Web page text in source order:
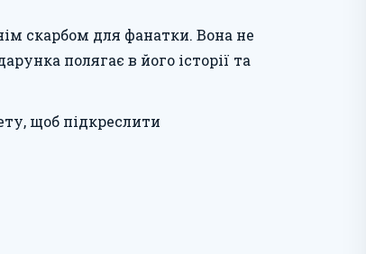
скарбом для фанатки. Вона не
полягає в його історії та
щоб підкреслити